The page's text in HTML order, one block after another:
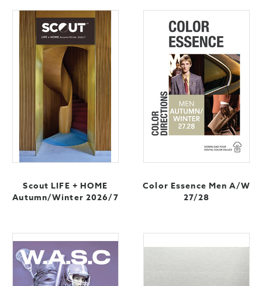
Scout LIFE + HOME
Autumn/Winter 2026/7
Color Essence Men A/W
27/28